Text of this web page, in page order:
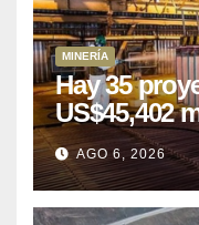
MINERÍA
Hay 35
US$45,402
puede
AGO 6, 2026